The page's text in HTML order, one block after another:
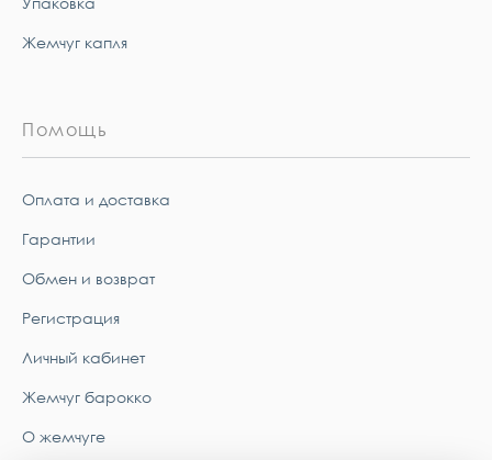
Жемчуг капля
Помощь
Оплата и доставка
Гарантии
Обмен и возврат
Регистрация
Личный кабинет
Жемчуг барокко
О жемчуге